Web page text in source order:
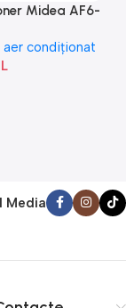
Midea AF6-
condiționat
Media